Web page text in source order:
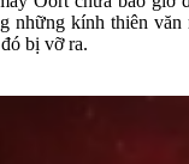
những kính thiên văn
bị vỡ ra.